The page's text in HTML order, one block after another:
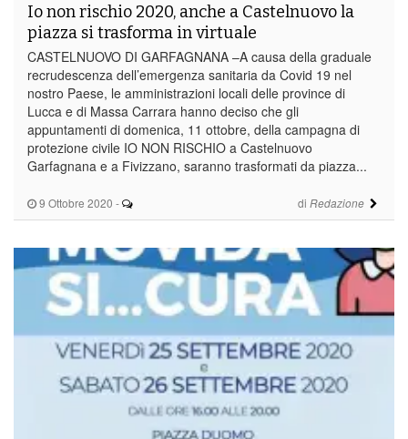
9 Ottobre 2020 - di Redazione
Io non rischio 2020, anche a Castelnuovo la
piazza si trasforma in virtuale
CASTELNUOVO DI GARFAGNANA –A causa della graduale
recrudescenza dell’emergenza sanitaria da Covid 19 nel
nostro Paese, le amministrazioni locali delle province di
Lucca e di Massa Carrara hanno deciso che gli
appuntamenti di domenica, 11 ottobre, della campagna di
protezione civile IO NON RISCHIO a Castelnuovo
Garfagnana e a Fivizzano, saranno trasformati da piazza...